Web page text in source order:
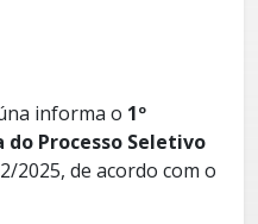
informa o 1º
Processo Seletivo
2025, de acordo com o